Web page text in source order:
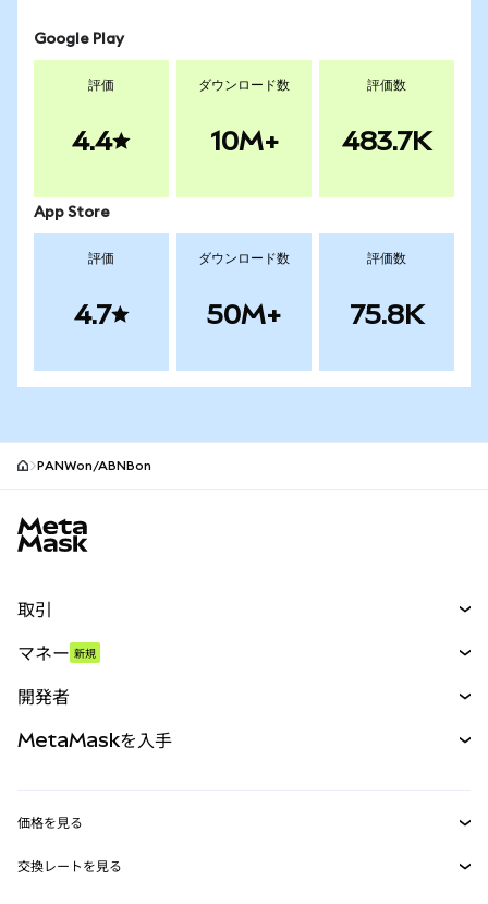
Google Play
評価
4.4
ダウンロード数
10M+
評価数
483.7K
App Store
評価
4.7
ダウンロード数
50M+
評価数
75.8K
PANWon/ABNBon
取引
パーペチュアル
RWA
マネー 新規
開発者
MetaMask Connect
MetaMaskを入手
価格を見る
イーサリアムの価格
交換レートを見る